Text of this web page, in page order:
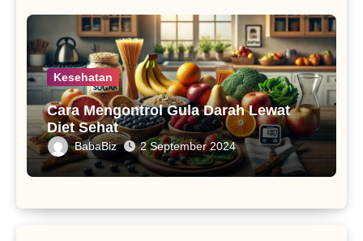
Kesehatan
Cara Mengontrol Gula Darah Lewat
Diet Sehat
BabaBiz 2 September 2024